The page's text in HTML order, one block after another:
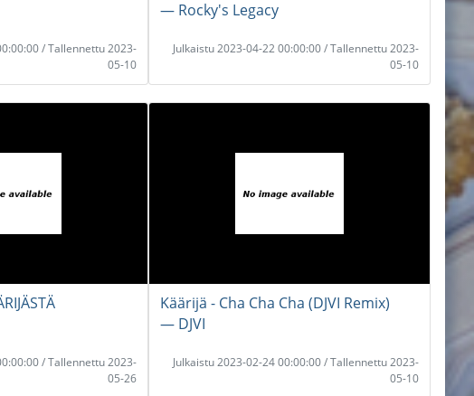
/ Tallennettu 2023-
05-10
― Rocky's Legacy
Julkaistu 2023-04-22 00:00:00 / Tallennettu 2023-
05-10
/ Tallennettu 2023-
05-26
Käärijä - Cha Cha Cha (DJVI Remix)
― DJVI
Julkaistu 2023-02-24 00:00:00 / Tallennettu 2023-
05-10